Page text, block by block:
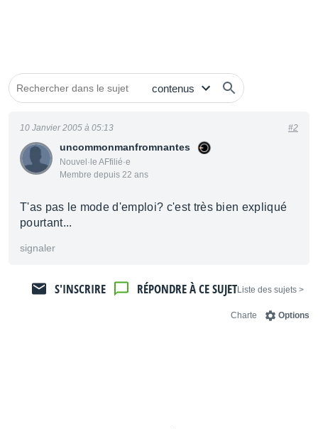
uncommonmanfromnantes
Nouvel·le AFfilié·e
Membre depuis 22 ans
10 Janvier 2005 à 05:13 #2
T'as pas le mode d'emploi? c'est très bien expliqué
pourtant...
signaler
< Liste des sujets
RÉPONDRE À CE SUJET
S'INSCRIRE
Options
Charte